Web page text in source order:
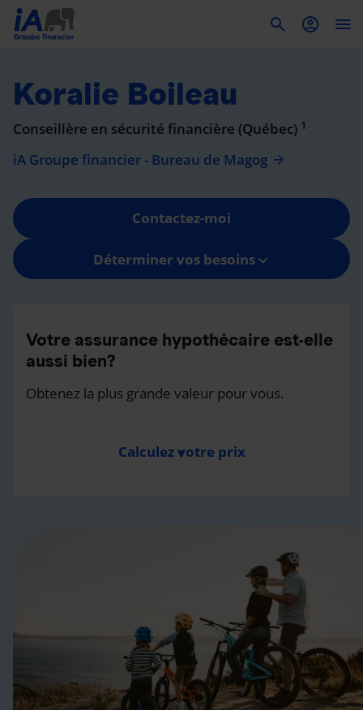
Koralie Boileau
Conseillère en sécurité financière (Québec) 1
iA Groupe financier - Bureau de Magog
Contactez-moi
Déterminer vos besoins
Votre assurance hypothécaire est-elle
aussi bien?
Obtenez la plus grande valeur pour vous.
Calculez votre prix